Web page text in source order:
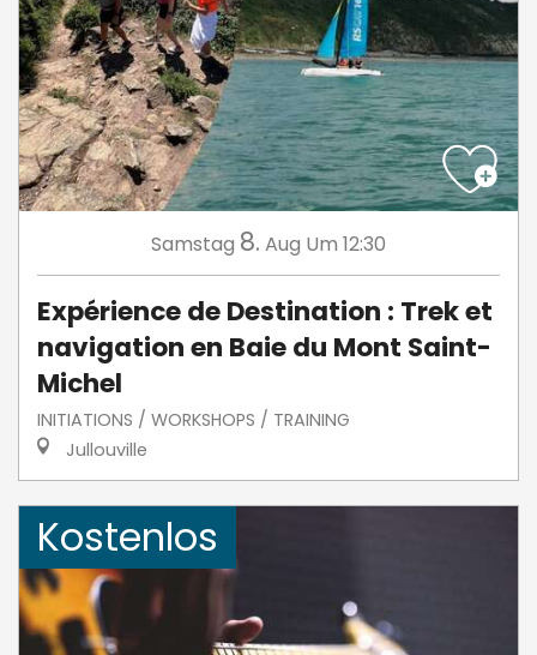
Samstag 8. Aug Um 12:30
Expérience de Destination : Trek et
navigation en Baie du Mont Saint-
Michel
INITIATIONS / WORKSHOPS / TRAINING
Jullouville
Kostenlos